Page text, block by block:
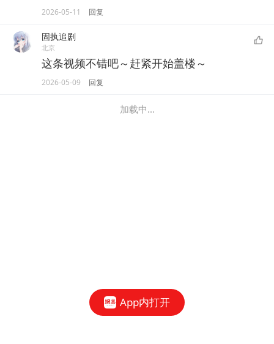
2026-05-11 回复
固执追剧
北京
这条视频不错吧～赶紧开始盖楼～
2026-05-09 回复
加载中...
App内打开